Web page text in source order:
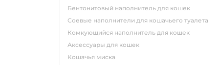
бентонитовый наполнитель для кошек
соевые наполнители для кошачьего туалета
комкующийся наполнитель для кошек
аксессуары для кошек
кошачья миска